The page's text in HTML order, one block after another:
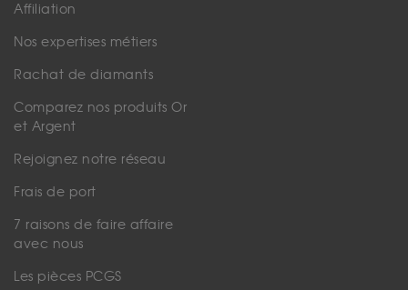
Affiliation
Nos expertises métiers
Rachat de diamants
Comparez nos produits Or
et Argent
Rejoignez notre réseau
Frais de port
7 raisons de faire affaire
avec nous
Les pièces PCGS